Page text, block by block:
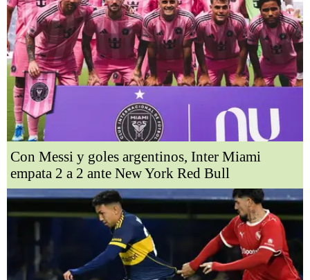
Con Messi y goles argentinos, Inter Miami
empata 2 a 2 ante New York Red Bull